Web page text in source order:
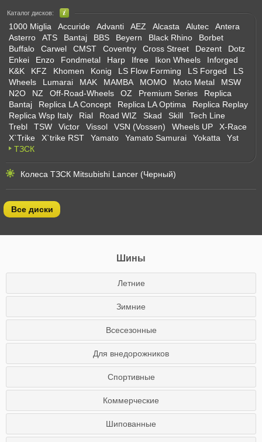
Каталог дисков:
1000 Miglia Accuride Advanti AEZ Alcasta Alutec
Antera
Asterro
ATS Bantaj BBS Beyern Black Rhino
Borbet
Buffalo
Carwel CMST Coventry Cross Street Dezent
Dotz
Enkei
Enzo Fondmetal Harp Ifree Ikon Wheels
Inforged
K&K
KFZ Khomen Konig LS Flow Forming LS Forged
LS
Wheels
Lumarai MAK MAMBA MOMO Moto Metal
MSW
N2O
NZ Off-Road-Wheels OZ Premium Series
Replica
Bantaj
Replica LA Concept Replica LA Optima
Replica Replay
Replica Wsp Italy
Rial Road WIZ Skad Skill
Tech Line
Trebl
TSW Victor Vissol VSN (Vossen) Wheels UP
X-Race
X`Trike
X`trike RST Yamato Yamato Samurai Yokatta
Yst
ТЗСК
Колеса ТЗСК Mitsubishi Lancer (Черный)
Все диски
Шины
Летние
Зимние
Всесезонные
Для внедорожников
Спортивные
Коммерческие
Шипованные